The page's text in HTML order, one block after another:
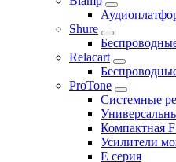
Shure
Relacart
ProTone
Системные
Компактная
Усилители
E серия